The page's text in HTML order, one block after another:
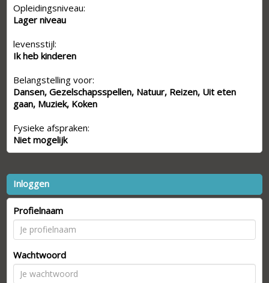
Opleidingsniveau:
Lager niveau
levensstijl:
Ik heb kinderen
Belangstelling voor:
Dansen, Gezelschapsspellen, Natuur, Reizen, Uit eten
gaan, Muziek, Koken
Fysieke afspraken:
Niet mogelijk
Inloggen
Profielnaam
Wachtwoord